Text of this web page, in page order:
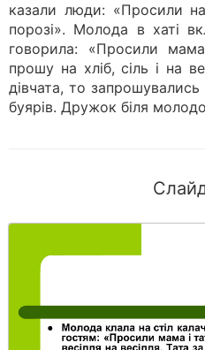
казали люди: «Просили
порозі». Молода в хаті
говорила: «Просили
прошу на хліб, сіль і на
дівчата, то
буярів. Дружок біля